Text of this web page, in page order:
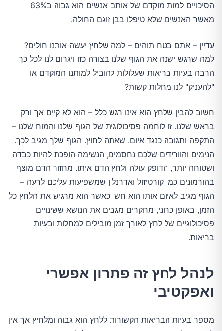
הסיכויים למות מוקדם של אותם אנשים הוא גבוה ב63%
מאשר האנשים שלא טיפלו בבן זוגם החולה.
עדיין – אתם בטח תוהים – למה שלחץ יעשה אותנו חולים?
למה שרגש ישנה את הגוף שלנו בצורה כזו ויגרום לנו לכל כך
הרבה בעיות בריאות שעלולות להוביל למותנו המוקדם או
"להעניק" לנו מחלות קשות?
חשוב להבין שלחץ הוא אינו רגש כלל – הוא לא קיים אך ורק
בראש שלנו. זו לוחמה פסיכולוגית של הגוף שלנו והמוח שלנו –
התקפה ותגובה כנגד איום. שאתה לחוץ. הגוף שלך מגיב לכך.
הנימים והוורידים שלכם נחסמים, הנשימה הופכת להיות כבדה
ושטוחה יותר, הדופק עולה ולחץ הדם איתו. מחזור הדם מוצף
בהורמונים כמו קורטיזול ואדרנלין שמשפיעות עליכם לרעה –
הגוף מגיב לאיום אותו הוא חש וכאשר הוא מרגיש את הלחץ כל
הזמן, באופן כרוני, מחקרים מגבים את הנושא ששינויים
פסיכולוגיים של לחץ לאורך זמן מובילים למחלות ובעיות
בריאות.
לנהל לחץ זה פתרון אפשרי
ואפקטיבי
מספר בעיות הבריאות הקשורות ללחץ הוא גבוה ומלחיץ אך אין